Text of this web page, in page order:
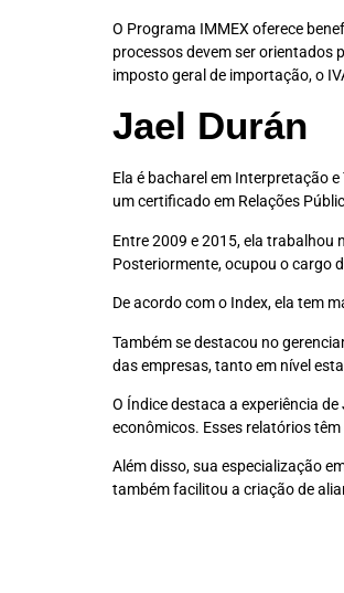
O Programa IMMEX oferece
processos devem ser orientados
imposto geral de importação, o
Jael Durán
Ela é bacharel em Interpretação
um certificado em Relações
Entre 2009 e 2015, ela trabalhou
Posteriormente, ocupou o cargo
De acordo com o Index, ela tem
Também se destacou no
das empresas, tanto em nível
O Índice destaca a experiência
econômicos. Esses relatórios
Além disso, sua especialização
também facilitou a criação de